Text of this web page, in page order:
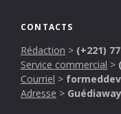
CONTACTS
Rédaction > (+221)
Service commercial >
Courriel >
Adresse >